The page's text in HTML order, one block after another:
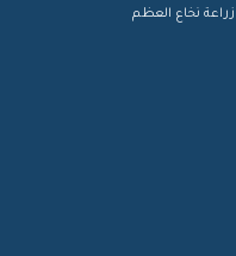
زراعة نخاع العظم